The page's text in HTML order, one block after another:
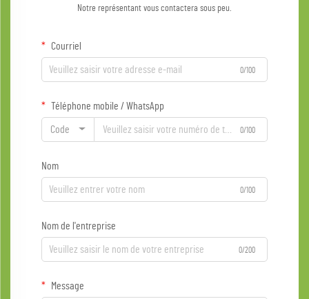
Notre représentant vous contactera sous peu.
Courriel
0/100
Téléphone mobile / WhatsApp
Code 0/100
Nom
0/100
Nom de l'entreprise
0/200
Message